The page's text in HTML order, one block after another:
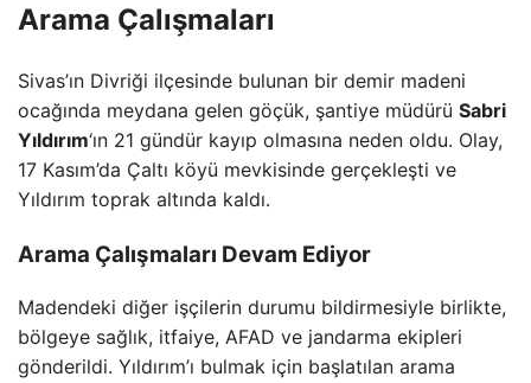
Arama Çalışmaları
Sivas’ın Divriği ilçesinde bulunan bir demir madeni
ocağında meydana gelen göçük, şantiye müdürü Sabri
Yıldırım‘ın 21 gündür kayıp olmasına neden oldu. Olay,
17 Kasım’da Çaltı köyü mevkisinde gerçekleşti ve
Yıldırım toprak altında kaldı.
Arama Çalışmaları Devam Ediyor
Madendeki diğer işçilerin durumu bildirmesiyle birlikte,
bölgeye sağlık, itfaiye, AFAD ve jandarma ekipleri
gönderildi. Yıldırım’ı bulmak için başlatılan arama